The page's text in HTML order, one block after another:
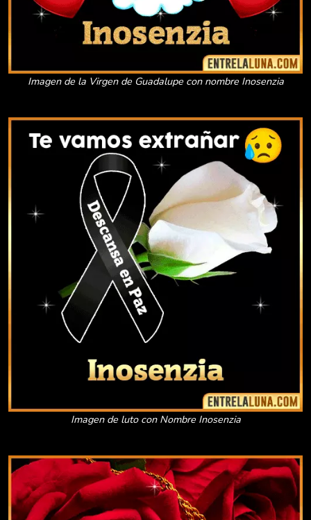
Imagen de la Virgen de Guadalupe con nombre Inosenzia
Imagen de luto con Nombre Inosenzia